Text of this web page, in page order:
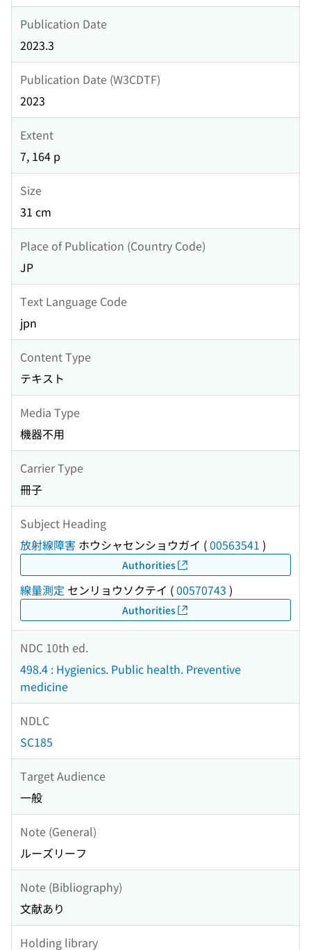
Publication Date
2023.3
Publication Date (W3CDTF)
2023
Extent
7, 164 p
Size
31 cm
Place of Publication (Country Code)
JP
Text Language Code
jpn
Content Type
テキスト
Media Type
機器不用
Carrier Type
冊子
Subject Heading
放射線障害 ホウシャセンショウガイ (00563541 )
Authorities
線量測定 センリョウソクテイ (00570743 )
Authorities
NDC 10th ed.
498.4 : Hygienics. Public health. Preventive
medicine
NDLC
SC185
Target Audience
一般
Note (General)
ルーズリーフ
Note (Bibliography)
文献あり
Holding library